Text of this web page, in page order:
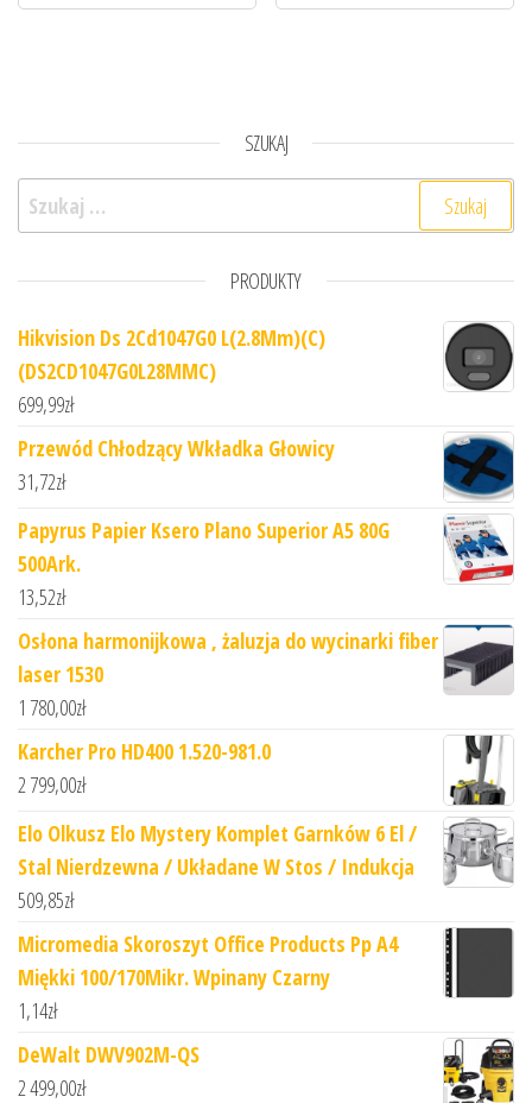
SZUKAJ
Szukaj:
PRODUKTY
Hikvision Ds 2Cd1047G0 L(2.8Mm)(C)
(DS2CD1047G0L28MMC)
699,99zł
Przewód Chłodzący Wkładka Głowicy
31,72zł
Papyrus Papier Ksero Plano Superior A5 80G
500Ark.
13,52zł
Osłona harmonijkowa , żaluzja do wycinarki fiber
laser 1530
1 780,00zł
Karcher Pro HD400 1.520-981.0
2 799,00zł
Elo Olkusz Elo Mystery Komplet Garnków 6 El /
Stal Nierdzewna / Układane W Stos / Indukcja
509,85zł
Micromedia Skoroszyt Office Products Pp A4
Miękki 100/170Mikr. Wpinany Czarny
1,14zł
DeWalt DWV902M-QS
2 499,00zł